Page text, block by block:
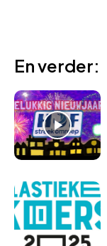
En verder: